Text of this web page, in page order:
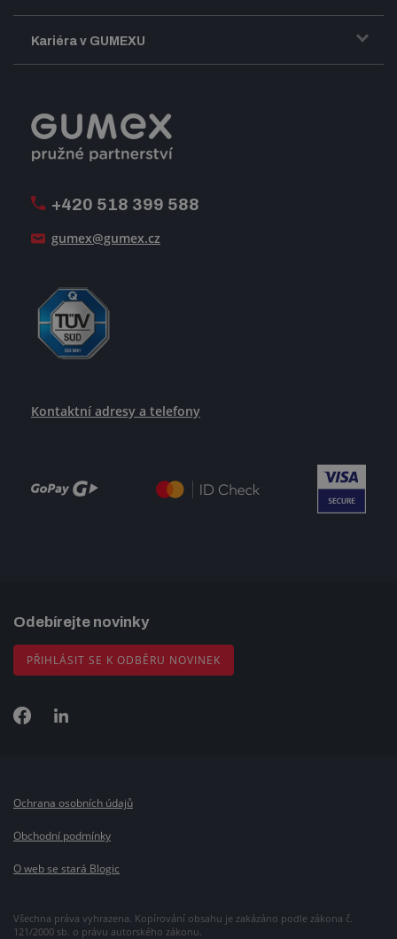
+420 518 399 588
gumex@gumex.cz
Kontaktní adresy a telefony
Obchodní podmínky
Registrace a spolupráce
Firemní časopis Géčko
Představení firmy GUMEX
Úpravy na míru a montáže
Kariéra v GUMEXU
Volná pracovní místa
Odebírejte novinky
PŘIHLÁSIT SE K ODBĚRU NOVINEK
Všechna práva vyhrazena. Kopírování obsahu je zakázáno podle zákona č.
121/2000 sb. o právu autorského zákonu.
Ochrana osobních údajů
Obchodní podmínky
O web se stará Blogic